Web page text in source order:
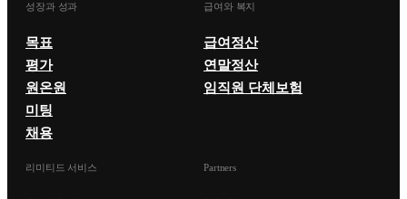
성장과 성과
목표
평가
원온원
미팅
채용
급여와 복지
급여정산
연말정산
임직원 단체보험
리미티드 서비스 Partners